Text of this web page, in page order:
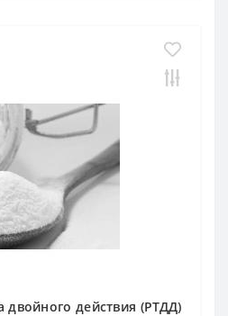
двойного действия (РТДД)